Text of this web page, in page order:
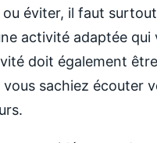
éviter, il faut
activité adaptée qui
doit également
vous sachiez écouter